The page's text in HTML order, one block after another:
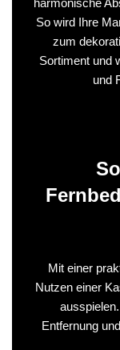
So wird Ihre
zum
Sortiment und
und
Mit einer
Nutzen einer
Entfernung